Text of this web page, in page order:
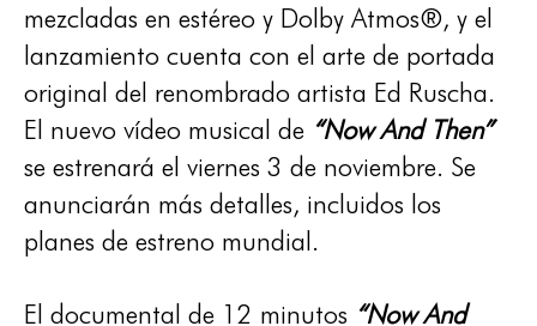
mezcladas en estéreo y Dolby Atmos®, y el
lanzamiento cuenta con el arte de portada
original del renombrado artista Ed Ruscha.
El nuevo vídeo musical de “Now And Then”
se estrenará el viernes 3 de noviembre. Se
anunciarán más detalles, incluidos los
planes de estreno mundial.
El documental de 12 minutos “Now And